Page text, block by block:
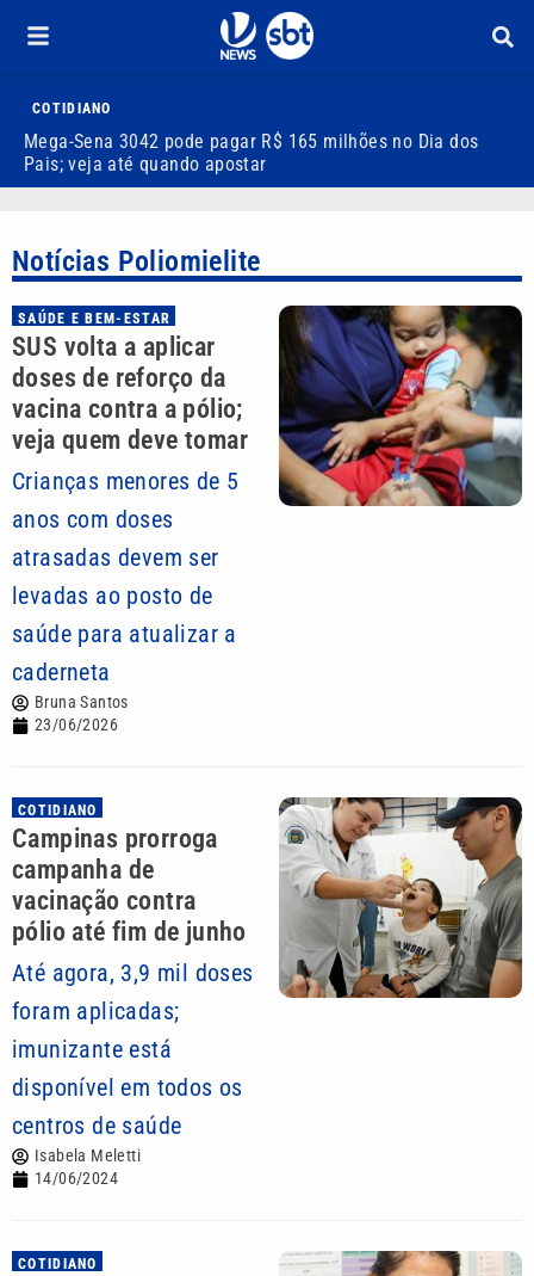
COTIDIANO
Mega-Sena 3042 pode pagar R$ 165 milhões no Dia dos
Pais; veja até quando apostar
Notícias Poliomielite
SAÚDE E BEM-ESTAR
SUS volta a aplicar
doses de reforço da
vacina contra a pólio;
veja quem deve tomar
Crianças menores de 5
anos com doses
atrasadas devem ser
levadas ao posto de
saúde para atualizar a
caderneta
Bruna Santos
23/06/2026
COTIDIANO
Campinas prorroga
campanha de
vacinação contra
pólio até fim de junho
Até agora, 3,9 mil doses
foram aplicadas;
imunizante está
disponível em todos os
centros de saúde
Isabela Meletti
14/06/2024
COTIDIANO